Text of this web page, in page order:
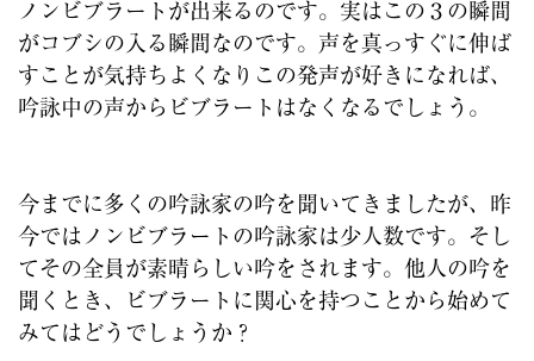
ノンビブラートが出来るのです。実はこの３の瞬間
がコブシの入る瞬間なのです。声を真っすぐに伸ば
すことが気持ちよくなりこの発声が好きになれば、
吟詠中の声からビブラートはなくなるでしょう。
今までに多くの吟詠家の吟を聞いてきましたが、昨
今ではノンビブラートの吟詠家は少人数です。そし
てその全員が素晴らしい吟をされます。他人の吟を
聞くとき、ビブラートに関心を持つことから始めて
みてはどうでしょうか？